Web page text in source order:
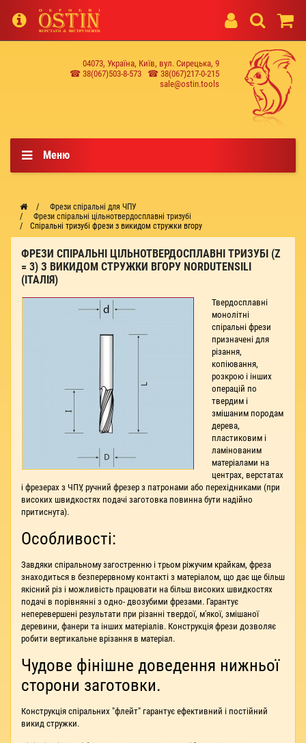
04073, Україна, Київ, вул. Сирецька, 9
☎ 38(067)503-8-573
☎ 38(067)217-0-215
sale@ostin.tools
Меню
Фрези спіральні для ЧПУ
Фрези спіральні цільнотвердосплавні тризубі
Спіральні тризубі фрези з викидом стружки вгору
ФРЕЗИ СПІРАЛЬНІ ЦІЛЬНОТВЕРДОСПЛАВНІ ТРИЗУБІ (Z
= 3) З ВИКИДОМ СТРУЖКИ ВГОРУ NORDUTENSILI
(ІТАЛІЯ)
Твердосплавні
монолітні
спіральні фрези
призначені для
різання,
копіювання,
розкрою і інших
операцій по
твердим і
змішаним породам
дерева,
пластиковим і
ламінованим
матеріалами на
центрах, верстатах
і фрезерах з ЧПУ, ручний фрезер з патронами або перехідниками (при
високих швидкостях подачі заготовка повинна бути надійно
притиснута).
Особливості:
Завдяки спіральному загостренню і трьом ріжучим крайкам, фреза
знаходиться в безперервному контакті з матеріалом, що дає ще більш
якісний різ і можливість працювати на більш високих швидкостях
подачі в порівнянні з одно- двозубими фрезами. Гарантує
неперевершені результати при різанні твердої, м'якої, змішаної
деревини, фанери та інших матеріалів. Конструкція фрези дозволяє
робити вертикальне врізання в матеріал.
Чудове фінішне доведення нижньої
сторони заготовки.
Конструкція спіральних "флейт" гарантує ефективний і постійний
викид стружки.